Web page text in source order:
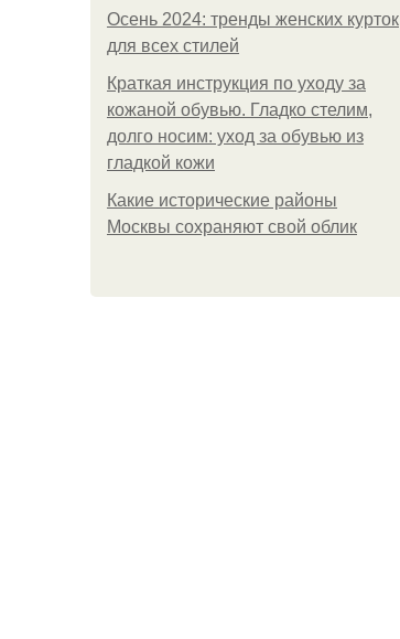
Осень 2024: тренды женских курток
для всех стилей
Краткая инструкция по уходу за
кожаной обувью. Гладко стелим,
долго носим: уход за обувью из
гладкой кожи
Какие исторические районы
Москвы сохраняют свой облик